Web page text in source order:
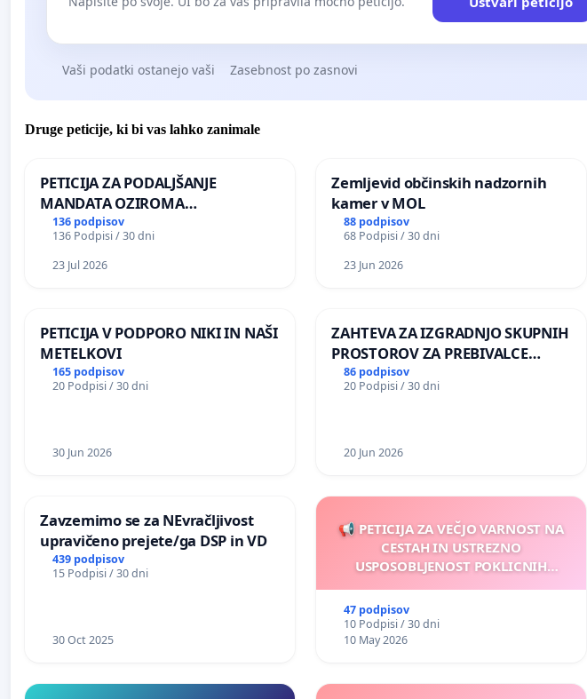
Vaši podatki ostanejo vaši Zasebnost po zasnovi
Druge peticije, ki bi vas lahko zanimale
PETICIJA ZA PODALJŠANJE
MANDATA OZIROMA
ČIMPREJŠNJO PONOVNO
NAPOTITEV GOSPODA BERNARDA
ŠRAJNERJA NA VELEPOSLANIŠTVO
136 podpisov
136 Podpisi / 30 dni
23 Jul 2026
Zemljevid občinskih nadzornih
kamer v MOL
88 podpisov
68 Podpisi / 30 dni
23 Jun 2026
PETICIJA V PODPORO NIKI IN NAŠI
METELKOVI
165 podpisov
20 Podpisi / 30 dni
30 Jun 2026
ZAHTEVA ZA IZGRADNJO SKUPNIH
PROSTOROV ZA PREBIVALCE
KRAJEVNE SKUPNOSTI
PRESTRANEK
86 podpisov
20 Podpisi / 30 dni
20 Jun 2026
Zavzemimo se za NEvračljivost
upravičeno prejete/ga DSP in VD
439 podpisov
15 Podpisi / 30 dni
30 Oct 2025
📢 PETICIJA ZA VEČJO VARNOST NA
CESTAH IN USTREZNO
USPOSOBLJENOST POKLICNIH
47 podpisov
10 Podpisi / 30 dni
10 May 2026